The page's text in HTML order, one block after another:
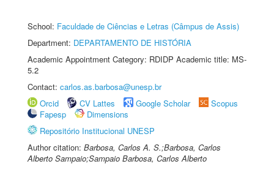
School: Faculdade de Ciências e Letras (Câmpus de Assis)
Department: DEPARTAMENTO DE HISTÓRIA
Academic Appointment Category: RDIDP Academic title: MS-
5.2
Contact: carlos.as.barbosa@unesp.br
Orcid
CV Lattes Google Scholar
Scopus
Fapesp
Dimensions
Repositório Institucional UNESP
Author citation: Barbosa, Carlos A. S.;Barbosa, Carlos
Alberto Sampaio;Sampaio Barbosa, Carlos Alberto